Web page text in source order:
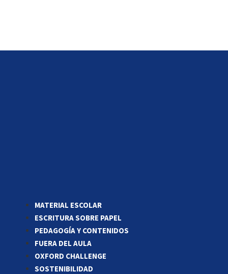
MATERIAL ESCOLAR
ESCRITURA SOBRE PAPEL
PEDAGOGÍA Y CONTENIDOS
FUERA DEL AULA
OXFORD CHALLENGE
SOSTENIBILIDAD